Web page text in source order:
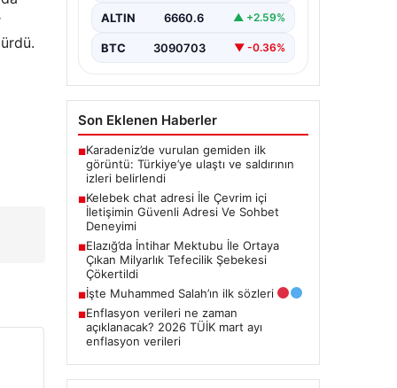
birçok…
ALTIN 6660.6 ▲ +2.59%
BTC 3090703 ▼ -0.36%
Son Eklenen Haberler
■Karadeniz’de vurulan gemiden ilk
görüntü: Türkiye’ye ulaştı ve saldırının
izleri belirlendi
■Kelebek chat adresi İle Çevrim içi
İletişimin Güvenli Adresi Ve Sohbet
Deneyimi
■Elazığ’da İntihar Mektubu İle Ortaya
Çıkan Milyarlık Tefecilik Şebekesi
Çökertildi
■İşte Muhammed Salah’ın ilk sözleri
■Enflasyon verileri ne zaman
açıklanacak? 2026 TÜİK mart ayı
enflasyon verileri